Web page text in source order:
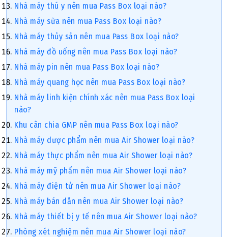
Nhà máy thú y nên mua Pass Box loại nào?
Nhà máy sữa nên mua Pass Box loại nào?
Nhà máy thủy sản nên mua Pass Box loại nào?
Nhà máy đồ uống nên mua Pass Box loại nào?
Nhà máy pin nên mua Pass Box loại nào?
Nhà máy quang học nên mua Pass Box loại nào?
Nhà máy linh kiện chính xác nên mua Pass Box loại
nào?
Khu cân chia GMP nên mua Pass Box loại nào?
Nhà máy dược phẩm nên mua Air Shower loại nào?
Nhà máy thực phẩm nên mua Air Shower loại nào?
Nhà máy mỹ phẩm nên mua Air Shower loại nào?
Nhà máy điện tử nên mua Air Shower loại nào?
Nhà máy bán dẫn nên mua Air Shower loại nào?
Nhà máy thiết bị y tế nên mua Air Shower loại nào?
Phòng xét nghiệm nên mua Air Shower loại nào?